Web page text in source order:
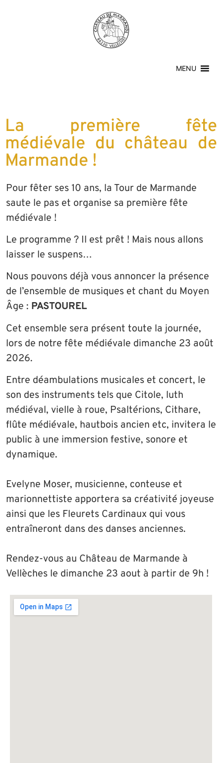
MENU
La première fête
médiévale du château de
Marmande !
Pour fêter ses 10 ans, la Tour de Marmande
saute le pas et organise sa première fête
médiévale !
Le programme ? Il est prêt ! Mais nous allons
laisser le suspens…
Nous pouvons déjà vous annoncer la présence
de l’ensemble de musiques et chant du Moyen
Âge : PASTOUREL
Cet ensemble sera présent toute la journée,
lors de notre fête médiévale dimanche 23 août
2026.
Entre déambulations musicales et concert, le
son des instruments tels que Citole, luth
médiéval, vielle à roue, Psaltérions, Cithare,
flûte médiévale, hautbois ancien etc, invitera le
public à une immersion festive, sonore et
dynamique.
Evelyne Moser, musicienne, conteuse et
marionnettiste apportera sa créativité joyeuse
ainsi que les Fleurets Cardinaux qui vous
entraîneront dans des danses anciennes.
Rendez-vous au Château de Marmande à
Vellèches le dimanche 23 aout à partir de 9h !